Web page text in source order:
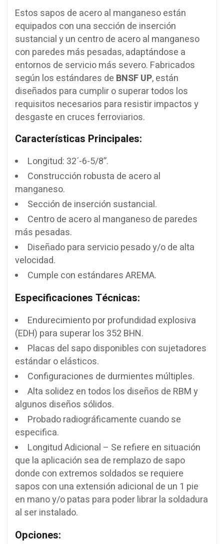
Estos sapos de acero al manganeso están
equipados con una sección de inserción
sustancial y un centro de acero al manganeso
con paredes más pesadas, adaptándose a
entornos de servicio más severo. Fabricados
según los estándares de BNSF UP, están
diseñados para cumplir o superar todos los
requisitos necesarios para resistir impactos y
desgaste en cruces ferroviarios.
Características Principales:
Longitud: 32´-6-5/8”.
Construcción robusta de acero al
manganeso.
Sección de inserción sustancial.
Centro de acero al manganeso de paredes
más pesadas.
Diseñado para servicio pesado y/o de alta
velocidad.
Cumple con estándares AREMA.
Especificaciones Técnicas:
Endurecimiento por profundidad explosiva
(EDH) para superar los 352 BHN.
Placas del sapo disponibles con sujetadores
estándar o elásticos.
Configuraciones de durmientes múltiples.
Alta solidez en todos los diseños de RBM y
algunos diseños sólidos.
Probado radiográficamente cuando se
especifica.
Longitud Adicional – Se refiere en situación
que la aplicación sea de remplazo de sapo
donde con extremos soldados se requiere
sapos con una extensión adicional de un 1 pie
en mano y/o patas para poder librar la soldadura
al ser instalado.
Opciones: